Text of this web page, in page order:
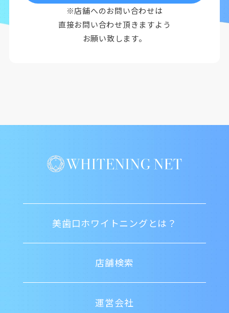
※店舗へのお問い合わせは
直接お問い合わせ頂きますよう
お願い致します。
美歯口ホワイトニングとは？
店舗検索
運営会社